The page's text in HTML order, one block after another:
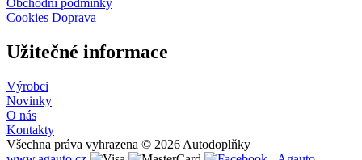
Obchodní podmínky
Cookies Doprava
Užitečné informace
Výrobci
Novinky
O nás
Kontakty
Všechna práva vyhrazena © 2026 Autodoplňky